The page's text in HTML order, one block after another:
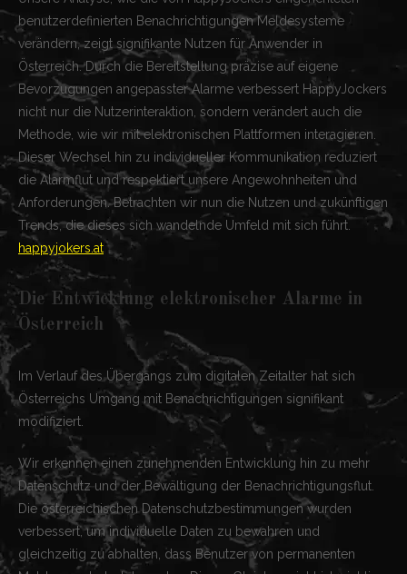
benutzerdefinierten Benachrichtigungen Meldesysteme
verändern, zeigt signifikante Nutzen für Anwender in
Österreich. Durch die Bereitstellung präzise auf eigene
Bevorzugungen angepasster Alarme verbessert HappyJockers
nicht nur die Nutzerinteraktion, sondern verändert auch die
Methode, wie wir mit elektronischen Plattformen interagieren.
Dieser Wechsel hin zu individueller Kommunikation reduziert
die Alarmflut und respektiert unsere Angewohnheiten und
Anforderungen. Betrachten wir nun die Nutzen und zukünftigen
Trends, die dieses sich wandelnde Umfeld mit sich führt.
happyjokers.at
Die Entwicklung elektronischer Alarme in
Österreich
Im Verlauf des Übergangs zum digitalen Zeitalter hat sich
Österreichs Umgang mit Benachrichtigungen signifikant
modifiziert.
Wir erkennen einen zunehmenden Entwicklung hin zu mehr
Datenschutz und der Bewältigung der Benachrichtigungsflut.
Die österreichischen Datenschutzbestimmungen wurden
verbessert, um individuelle Daten zu bewahren und
gleichzeitig zu abhalten, dass Benutzer von permanenten